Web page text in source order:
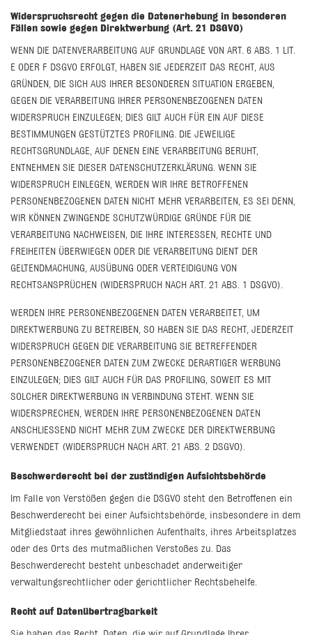
Widerspruchsrecht gegen die Datenerhebung in besonderen
Fällen sowie gegen Direktwerbung (Art. 21 DSGVO)
WENN DIE DATENVERARBEITUNG AUF GRUNDLAGE VON ART. 6 ABS. 1 LIT.
E ODER F DSGVO ERFOLGT, HABEN SIE JEDERZEIT DAS RECHT, AUS
GRÜNDEN, DIE SICH AUS IHRER BESONDEREN SITUATION ERGEBEN,
GEGEN DIE VERARBEITUNG IHRER PERSONENBEZOGENEN DATEN
WIDERSPRUCH EINZULEGEN; DIES GILT AUCH FÜR EIN AUF DIESE
BESTIMMUNGEN GESTÜTZTES PROFILING. DIE JEWEILIGE
RECHTSGRUNDLAGE, AUF DENEN EINE VERARBEITUNG BERUHT,
ENTNEHMEN SIE DIESER DATENSCHUTZERKLÄRUNG. WENN SIE
WIDERSPRUCH EINLEGEN, WERDEN WIR IHRE BETROFFENEN
PERSONENBEZOGENEN DATEN NICHT MEHR VERARBEITEN, ES SEI DENN,
WIR KÖNNEN ZWINGENDE SCHUTZWÜRDIGE GRÜNDE FÜR DIE
VERARBEITUNG NACHWEISEN, DIE IHRE INTERESSEN, RECHTE UND
FREIHEITEN ÜBERWIEGEN ODER DIE VERARBEITUNG DIENT DER
GELTENDMACHUNG, AUSÜBUNG ODER VERTEIDIGUNG VON
RECHTSANSPRÜCHEN (WIDERSPRUCH NACH ART. 21 ABS. 1 DSGVO).
WERDEN IHRE PERSONENBEZOGENEN DATEN VERARBEITET, UM
DIREKTWERBUNG ZU BETREIBEN, SO HABEN SIE DAS RECHT, JEDERZEIT
WIDERSPRUCH GEGEN DIE VERARBEITUNG SIE BETREFFENDER
PERSONENBEZOGENER DATEN ZUM ZWECKE DERARTIGER WERBUNG
EINZULEGEN; DIES GILT AUCH FÜR DAS PROFILING, SOWEIT ES MIT
SOLCHER DIREKTWERBUNG IN VERBINDUNG STEHT. WENN SIE
WIDERSPRECHEN, WERDEN IHRE PERSONENBEZOGENEN DATEN
ANSCHLIESSEND NICHT MEHR ZUM ZWECKE DER DIREKTWERBUNG
VERWENDET (WIDERSPRUCH NACH ART. 21 ABS. 2 DSGVO).
Beschwerde­recht bei der zuständigen Aufsichts­behörde
Im Falle von Verstößen gegen die DSGVO steht den Betroffenen ein
Beschwerderecht bei einer Aufsichtsbehörde, insbesondere in dem
Mitgliedstaat ihres gewöhnlichen Aufenthalts, ihres Arbeitsplatzes
oder des Orts des mutmaßlichen Verstoßes zu. Das
Beschwerderecht besteht unbeschadet anderweitiger
verwaltungsrechtlicher oder gerichtlicher Rechtsbehelfe.
Recht auf Daten­übertrag­barkeit